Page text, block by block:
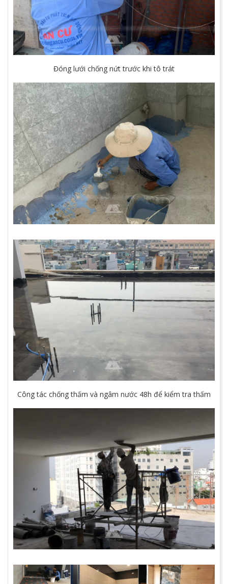
Đóng lưới chống nứt trước khi tô trát
Công tác chống thấm và ngâm nước 48h để kiểm tra thấm